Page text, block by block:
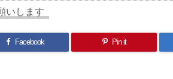
いします
Facebook Pin it